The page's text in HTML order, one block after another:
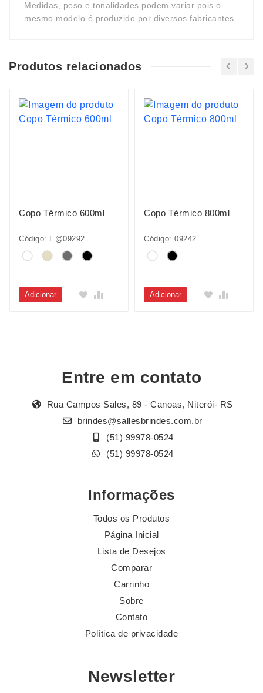
Medidas, peso e tonalidades podem variar pois o
mesmo modelo é produzido por diversos fabricantes.
Produtos relacionados
Copo Térmico 600ml
Código: E@09292
Adicionar
Copo Térmico 800ml
Código: 09242
Adicionar
Entre em contato
Rua Campos Sales, 89 - Canoas, Niterói- RS
brindes@sallesbrindes.com.br
(51) 99978-0524
(51) 99978-0524
Informações
Todos os Produtos
Página Inicial
Lista de Desejos
Comparar
Carrinho
Sobre
Contato
Política de privacidade
Newsletter